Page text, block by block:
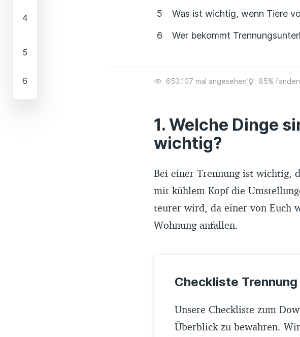
Was ist wichtig, wenn Tiere
Wer bekommt
653.107 mal angesehen 85%
Welche Dinge
wichtig?
Bei einer Trennung ist wichtig,
mit kühlem Kopf die
teurer wird, da einer von Euch
Wohnung anfallen.
Checkliste Trennung
Unsere Checkliste zum
Überblick zu bewahren.